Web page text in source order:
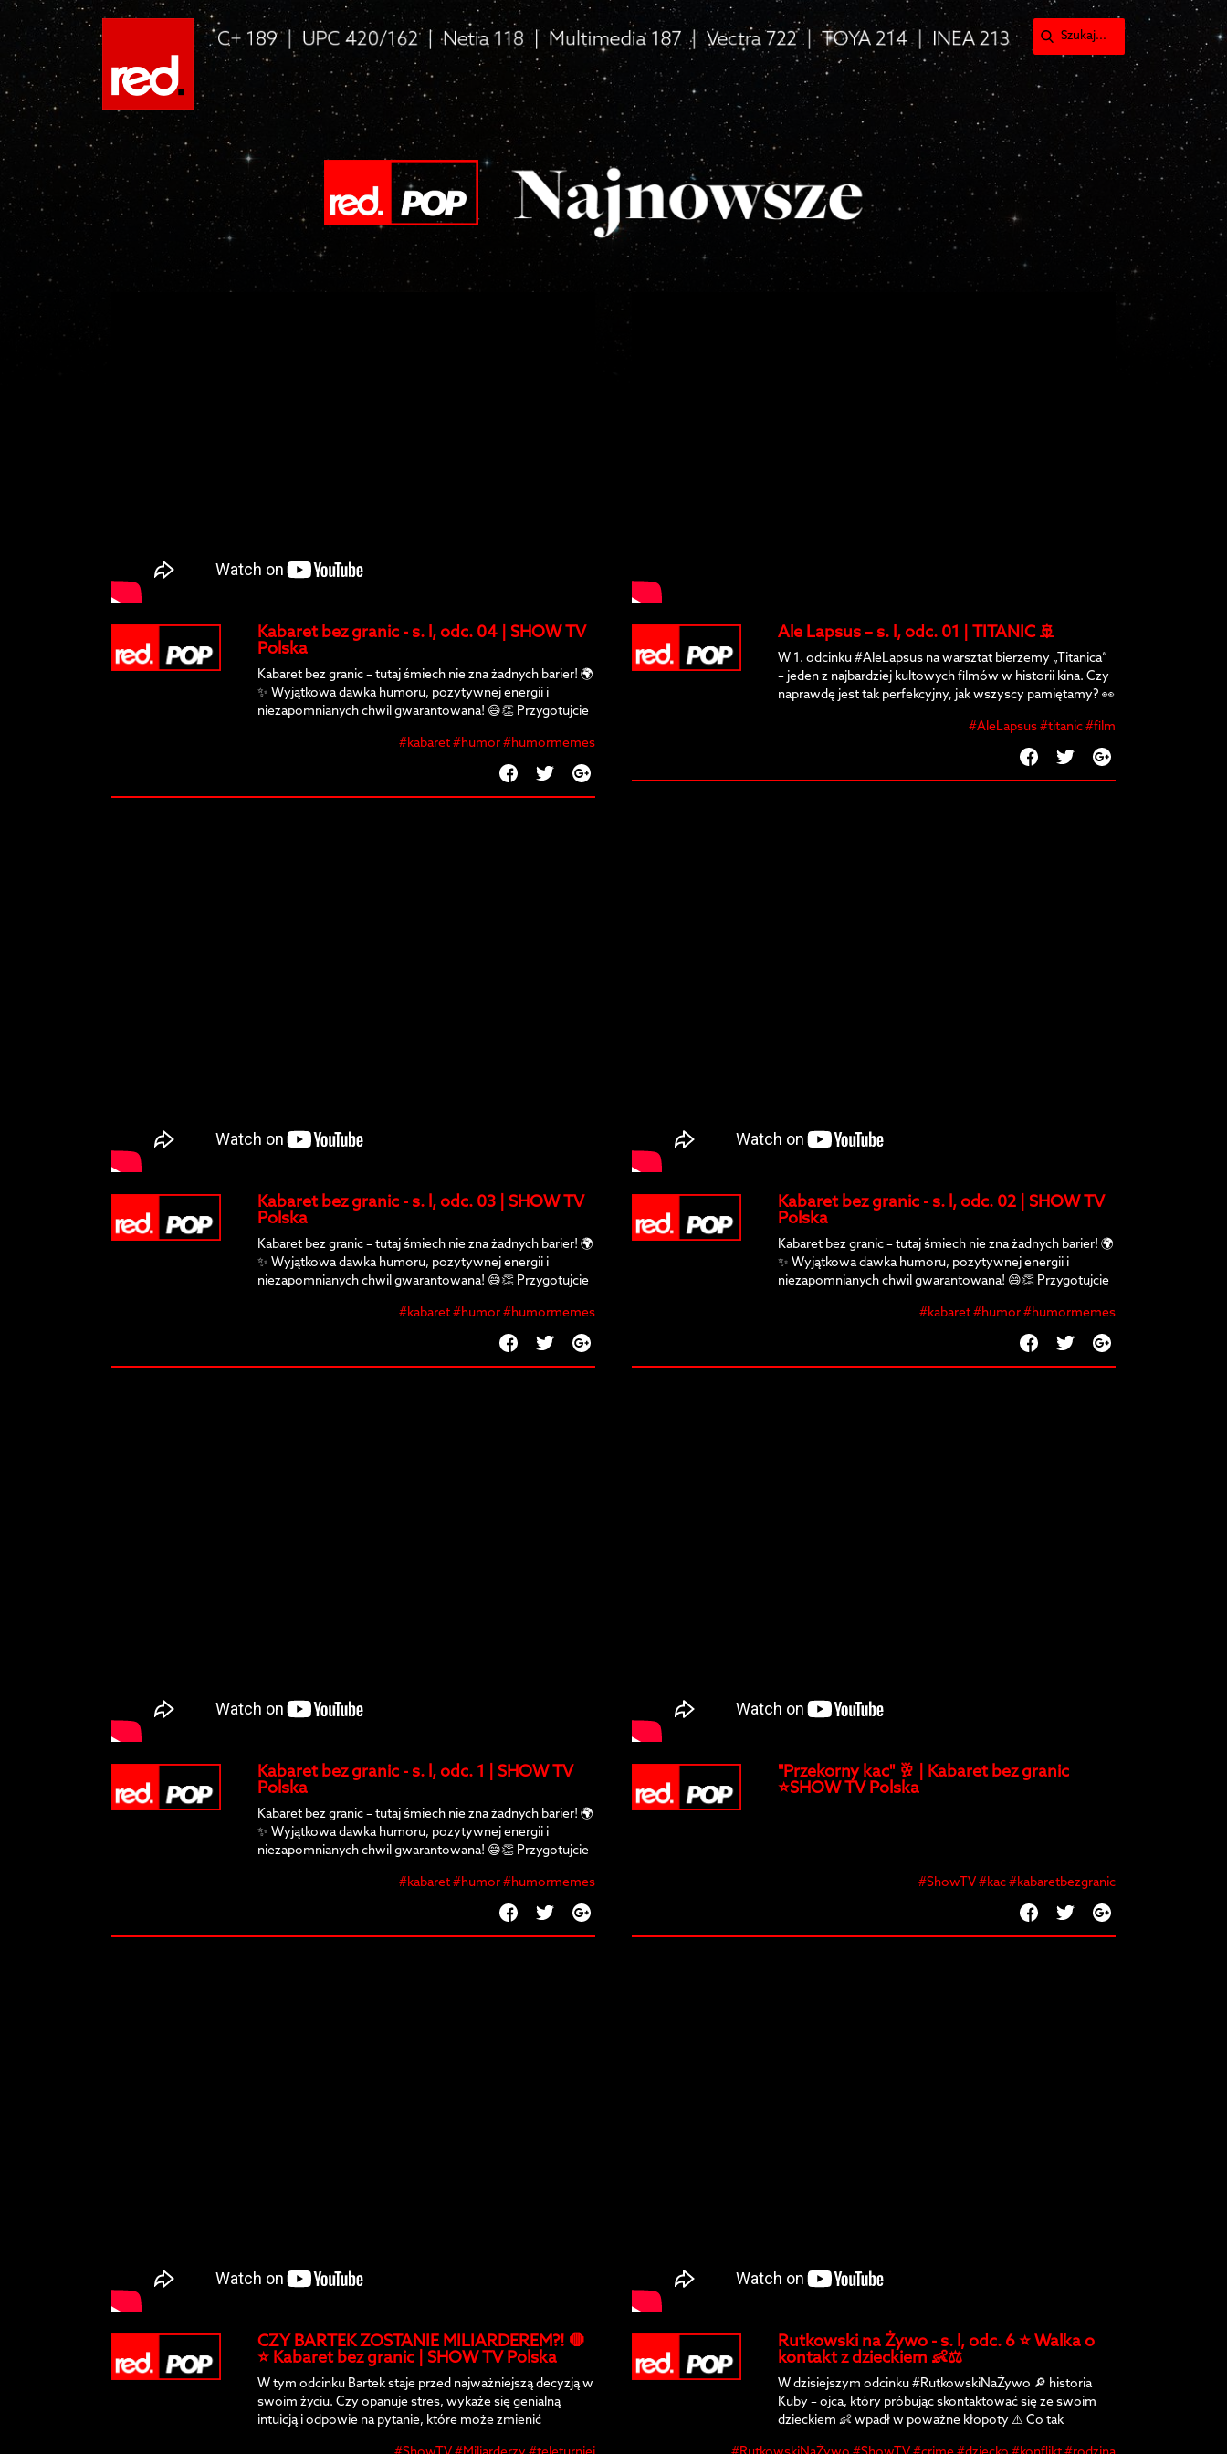
Kabaret bez granic - s. l, odc. 04 | SHOW TV
Polska
Kabaret bez granic – tutaj śmiech nie zna żadnych barier! 🌍
✨ Wyjątkowa dawka humoru, pozytywnej energii i
niezapomnianych chwil gwarantowana! 😄👏 Przygotujcie
#kabaret #humor #humormemes
Ale Lapsus – s. l, odc. 01 | TITANIC 🚢
W 1. odcinku #AleLapsus na warsztat bierzemy „Titanica”
– jeden z najbardziej kultowych filmów w historii kina. Czy
naprawdę jest tak perfekcyjny, jak wszyscy pamiętamy? 👀
#AleLapsus #titanic #film
Kabaret bez granic - s. l, odc. 03 | SHOW TV
Polska
Kabaret bez granic – tutaj śmiech nie zna żadnych barier! 🌍
✨ Wyjątkowa dawka humoru, pozytywnej energii i
niezapomnianych chwil gwarantowana! 😄👏 Przygotujcie
#kabaret #humor #humormemes
Kabaret bez granic - s. l, odc. 02 | SHOW TV
Polska
Kabaret bez granic – tutaj śmiech nie zna żadnych barier! 🌍
✨ Wyjątkowa dawka humoru, pozytywnej energii i
niezapomnianych chwil gwarantowana! 😄👏 Przygotujcie
#kabaret #humor #humormemes
Kabaret bez granic - s. l, odc. 1 | SHOW TV
Polska
Kabaret bez granic – tutaj śmiech nie zna żadnych barier! 🌍
✨ Wyjątkowa dawka humoru, pozytywnej energii i
niezapomnianych chwil gwarantowana! 😄👏 Przygotujcie
#kabaret #humor #humormemes
"Przekorny kac" 🥂 | Kabaret bez granic
⭐️SHOW TV Polska
#ShowTV #kac #kabaretbezgranic
CZY BARTEK ZOSTANIE MILIARDEREM?! 🛑
⭐️ Kabaret bez granic | SHOW TV Polska
W tym odcinku Bartek staje przed najważniejszą decyzją w
swoim życiu. Czy opanuje stres, wykaże się genialną
intuicją i odpowie na pytanie, które może zmienić
Rutkowski na Żywo - s. l, odc. 6 ⭐️ Walka o
kontakt z dzieckiem 👶⚖️
W dzisiejszym odcinku #RutkowskiNaŻywo 🔎 historia
Kuby – ojca, który próbując skontaktować się ze swoim
dzieckiem 👶 wpadł w poważne kłopoty ⚠️ Co tak